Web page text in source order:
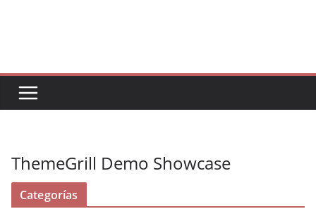
ThemeGrill Demo Showcase
Categorías